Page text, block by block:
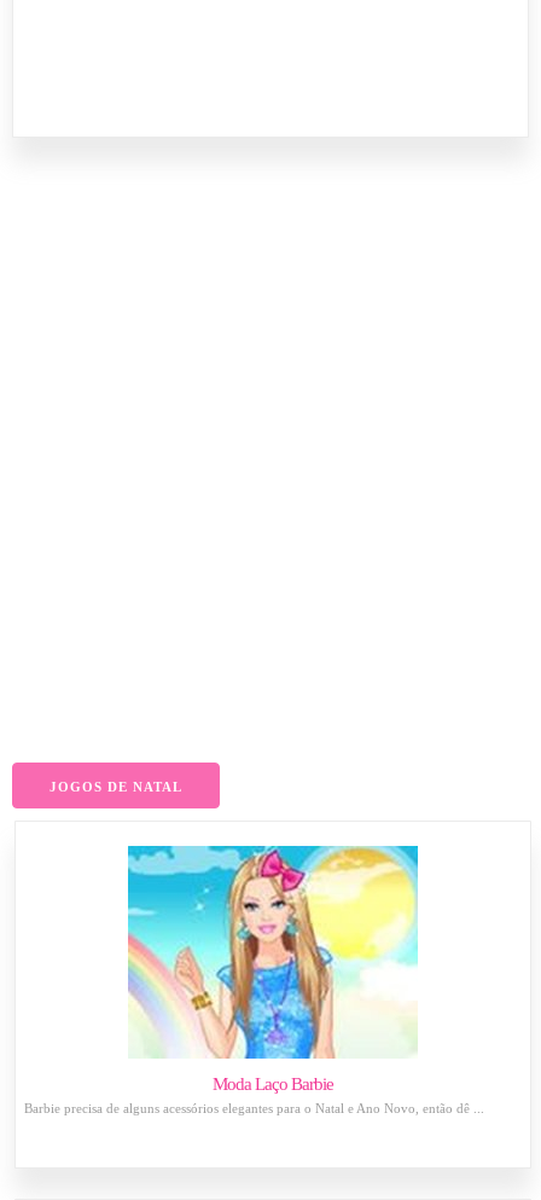
JOGOS DE NATAL
Moda Laço Barbie
Barbie precisa de alguns acessórios elegantes para o Natal e Ano Novo, então dê ...